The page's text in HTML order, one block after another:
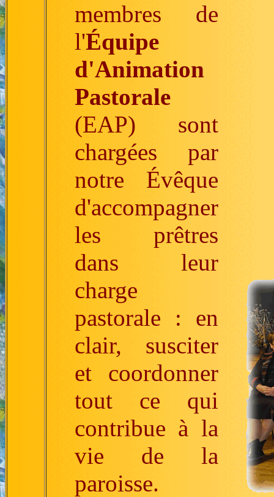
membres de
l'Équipe
d'Animation
Pastorale
(EAP) sont
chargées par
notre Évêque
d'accompagner
les prêtres
dans leur
charge
pastorale : en
clair, susciter
et coordonner
tout ce qui
contribue à la
vie de la
paroisse.